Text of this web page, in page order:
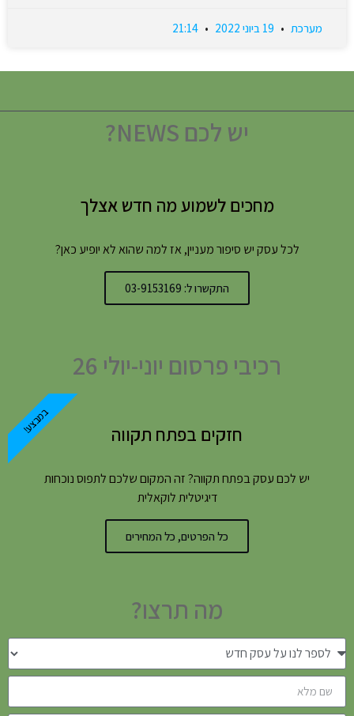
מערכת
יש לכם NEWS?
מחכים לשמוע מה חדש אצלך
לכל עסק יש סיפור מעניין, אז למה שהוא לא יופיע כאן?
התקשרו ל: 03-9153169
רכיבי פרסום יוני-יולי 26
חזקים בפתח תקווה
יש לכם עסק בפתח תקווה? זה המקום שלכם לתפוס נוכחות
דיגיטלית לוקאלית
כל הפרטים, כל המחירים
במבצע!
מה תרצו?